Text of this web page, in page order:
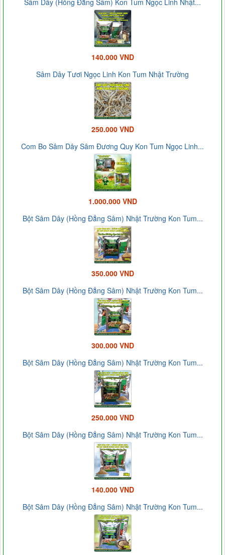
Sâm Dây (Hồng Đẳng Sâm) Kon Tum Ngọc Linh Nhật...
140.000 VND
Sâm Dây Tươi Ngọc Linh Kon Tum Nhật Trường
250.000 VND
Com Bo Sâm Dây Sâm Đương Quy Kon Tum Ngọc Linh...
1.000.000 VND
Bột Sâm Dây (Hồng Đẳng Sâm) Nhật Trường Kon Tum...
350.000 VND
Bột Sâm Dây (Hồng Đẳng Sâm) Nhật Trường Kon Tum...
300.000 VND
Bột Sâm Dây (Hồng Đẳng Sâm) Nhật Trường Kon Tum...
250.000 VND
Bột Sâm Dây (Hồng Đẳng Sâm) Nhật Trường Kon Tum...
140.000 VND
Bột Sâm Dây (Hồng Đẳng Sâm) Nhật Trường Kon Tum...